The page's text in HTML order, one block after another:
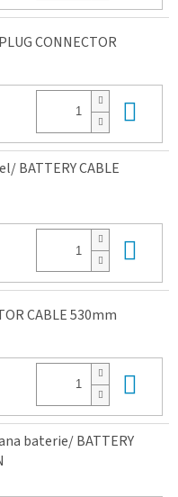
CONNECTOR
BATTERY CABLE
CABLE 530mm
baterie/ BATTERY